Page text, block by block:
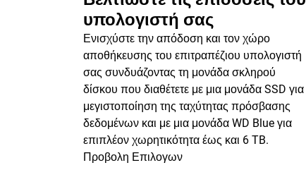
υπολογιστή σας
Ενισχύστε την απόδοση και τον χώρο
αποθήκευσης του επιτραπέζιου υπολογιστή
σας συνδυάζοντας τη μονάδα σκληρού
δίσκου που διαθέτετε με μια μονάδα SSD για
μεγιστοποίηση της ταχύτητας πρόσβασης
δεδομένων και με μια μονάδα WD Blue για
επιπλέον χωρητικότητα έως και 6 TB.
Προβολη Επιλογων